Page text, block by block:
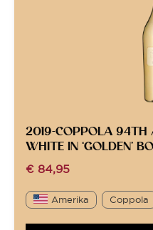
2019-COPPOLA 94TH
WHITE IN ‘GOLDEN’
€ 84,95
Amerika Coppola